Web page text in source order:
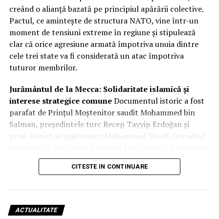
creând o alianță bazată pe principiul apărării colective.
Pactul, ce amintește de structura NATO, vine într-un
moment de tensiuni extreme în regiune și stipulează
clar că orice agresiune armată împotriva unuia dintre
cele trei state va fi considerată un atac împotriva
tuturor membrilor.
Jurământul de la Mecca: Solidaritate islamică și
interese strategice comuneDocumentul istoric a fost
parafat de Prințul Moștenitor saudit Mohammed bin
Salman, președintele turc Recep Tayyip Erdoğan și
prim-ministrul pakistanez Muhammad Sharif, în cadrul
au invocat legăturile istorice profunde și „frăția” dintre
cele trei națiuni, subliniind că acest pas este esențial
diplomatică, acordul vizează consolidarea descurajării
CITESTE IN CONTINUARE
ACTUALITATE